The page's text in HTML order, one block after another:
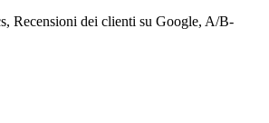
Recensioni dei clienti su Google, A/B-